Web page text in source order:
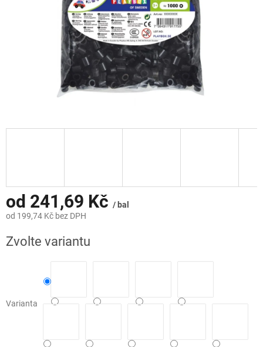
od 241,69 Kč / bal
od 199,74 Kč bez DPH
cena:
Zvolte variantu
Varianta